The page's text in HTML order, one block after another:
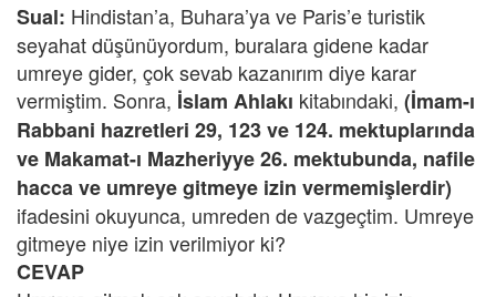
Sual: Hindistan’a, Buhara’ya ve Paris’e turistik
seyahat düşünüyordum, buralara gidene kadar
umreye gider, çok sevab kazanırım diye karar
vermiştim. Sonra, İslam Ahlakı kitabındaki, (İmam-ı
Rabbani hazretleri 29, 123 ve 124. mektuplarında
ve Makamat-ı Mazheriyye 26. mektubunda, nafile
hacca ve umreye gitmeye izin vermemişlerdir)
ifadesini okuyunca, umreden de vazgeçtim. Umreye
gitmeye niye izin verilmiyor ki?
CEVAP